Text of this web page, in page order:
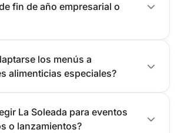
fin de año empresarial o
los menús a
alimenticias especiales?
La Soleada para eventos
o lanzamientos?